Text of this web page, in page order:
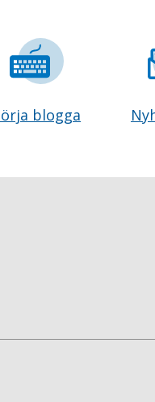
blogga